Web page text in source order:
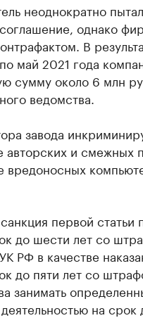
неоднократно
однако
В
май 2021 года
сумму около 6 млн
ведомства.
завода
и смежных
вредоносных
первой
до шести лет со
РФ в качестве
до пяти лет со
занимать
на срок